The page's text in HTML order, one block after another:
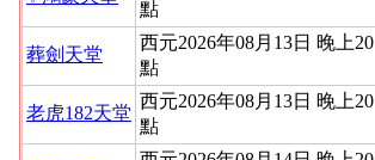
點
葬劍天堂
西元2026年08月13日 晚上20
點
老虎182天堂
西元2026年08月13日 晚上20
點